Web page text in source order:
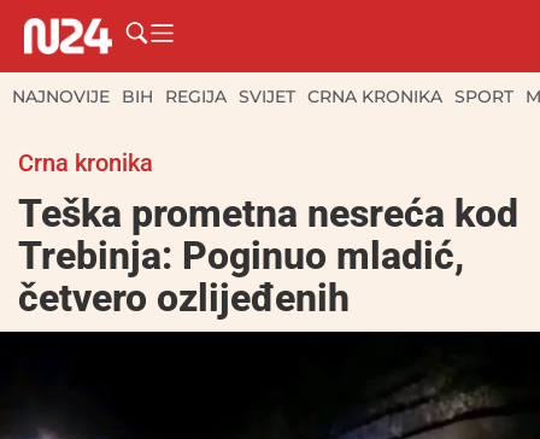
NAJNOVIJE BIH REGIJA SVIJET CRNA KRONIKA SPORT
Crna kronika
Teška prometna nesreća kod
Trebinja: Poginuo mladić,
četvero ozlijeđenih